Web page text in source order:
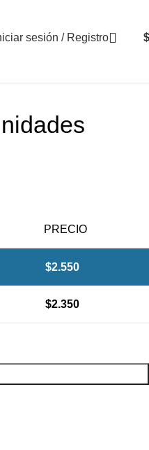
sesión / Registro $
PRECIO
$2.550
$2.350